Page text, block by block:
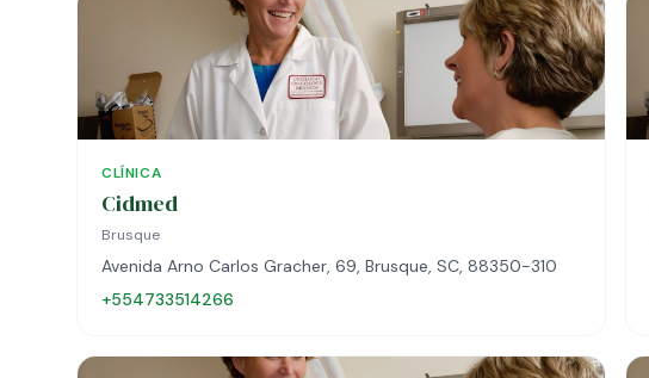
CLÍNICA
Cidmed
Brusque
Avenida Arno Carlos Gracher, 69, Brusque, SC, 88350-310
+554733514266